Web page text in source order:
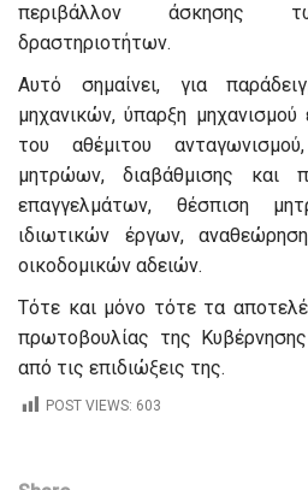
περιβάλλον άσκησης
δραστηριοτήτων.
Αυτό σημαίνει, για
μηχανικών, ύπαρξη
του αθέμιτου
μητρώων, διαβάθμισης και
επαγγελμάτων, θέσπιση
ιδιωτικών έργων,
οικοδομικών αδειών.
Τότε και μόνο τότε τα
πρωτοβουλίας της
από τις επιδιώξεις της.
POST VIEWS: 603